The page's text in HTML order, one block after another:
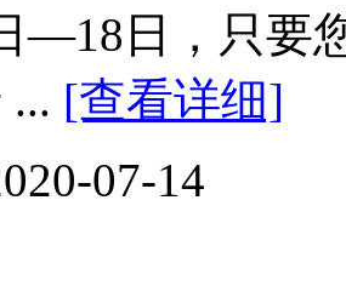
—18日，只要
... [查看详细]
07-14